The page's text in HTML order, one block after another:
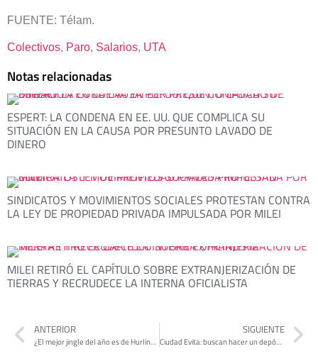
FUENTE: Télam.
Colectivos, Paro, Salarios, UTA
Notas relacionadas
ESPERT: LA CONDENA EN EE. UU. QUE COMPLICA SU
SITUACIÓN EN LA CAUSA POR PRESUNTO LAVADO DE
DINERO
SINDICATOS Y MOVIMIENTOS SOCIALES PROTESTAN CONTRA
LA LEY DE PROPIEDAD PRIVADA IMPULSADA POR MILEI
MILEI RETIRÓ EL CAPÍTULO SOBRE EXTRANJERIZACIÓN DE
TIERRAS Y RECRUDECE LA INTERNA OFICIALISTA
ANTERIOR
¿El mejor jingle del año es de Hurlingham?
SIGUIENTE
Ciudad Evita: buscan hacer un depósito provincial de vacunas